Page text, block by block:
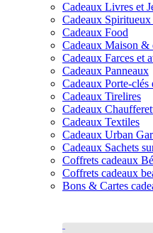
Cadeaux Livres et
Cadeaux
Cadeaux Food
Cadeaux Maison &
Cadeaux Farces et
Cadeaux Panneaux
Cadeaux Porte-clés
Cadeaux Tirelires
Cadeaux
Cadeaux Textiles
Cadeaux Urban
Cadeaux Sachets
Coffrets cadeaux
Coffrets cadeaux
Bons & Cartes